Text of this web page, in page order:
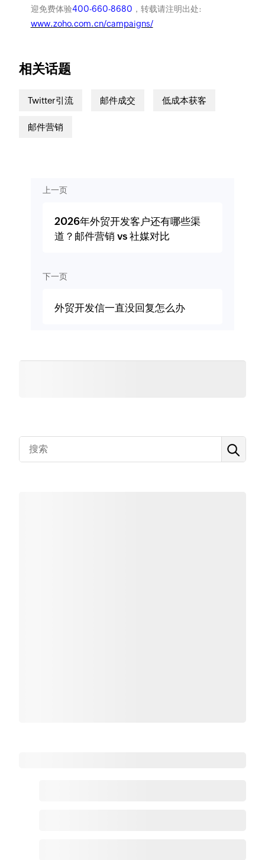
迎免费体验400-660-8680 ，转载请注明出处:
www.zoho.com.cn/campaigns/
相关话题
Twitter引流 邮件成交 低成本获客
邮件营销
上一页
2026年外贸开发客户还有哪些渠
道？邮件营销 vs 社媒对比
下一页
外贸开发信一直没回复怎么办